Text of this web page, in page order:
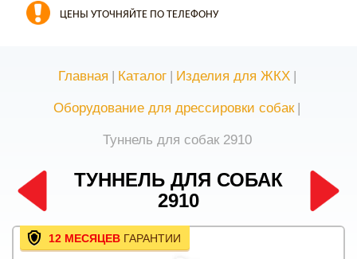
ЦЕНЫ УТОЧНЯЙТЕ ПО ТЕЛЕФОНУ
Главная | Каталог | Изделия для ЖКХ |
Оборудование для дрессировки собак |
Туннель для собак 2910
ТУННЕЛЬ ДЛЯ СОБАК
2910
12 МЕСЯЦЕВ ГАРАНТИИ